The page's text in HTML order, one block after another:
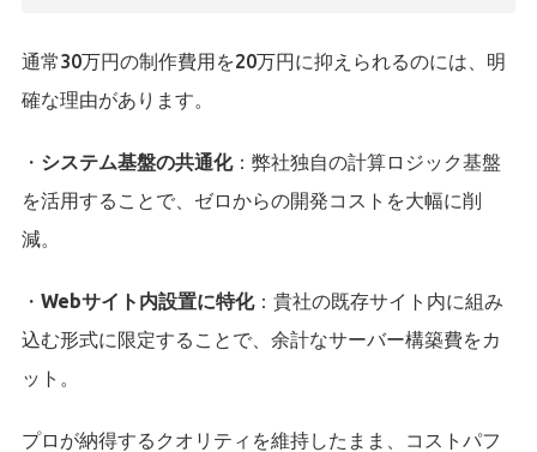
通常30万円の制作費用を20万円に抑えられるのには、明
確な理由があります。
・ システム基盤の共通化：弊社独自の計算ロジック基盤
を活用することで、ゼロからの開発コストを大幅に削
減。
・ Webサイト内設置に特化：貴社の既存サイト内に組み
込む形式に限定することで、余計なサーバー構築費をカ
ット。
プロが納得するクオリティを維持したまま、コストパフ